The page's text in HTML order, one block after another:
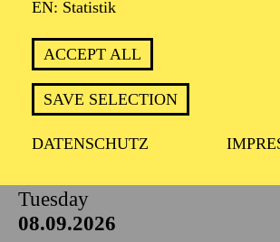
EN: Statistik
ACCEPT ALL
SAVE SELECTION
DATENSCHUTZ
STIMMEN ZUR
LAGE
TICKETS
8,00€
Tuesday
08.09.2026